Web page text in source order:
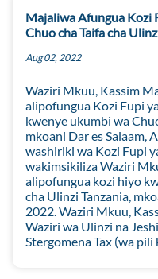
Majaliwa Afungua Kozi
Chuo cha Taifa cha
Aug 02, 2022
Waziri Mkuu, Kassim
alipofungua Kozi Fupi
kwenye ukumbi wa
mkoani Dar es Salaam,
washiriki wa Kozi Fupi
wakimsikiliza Waziri
alipofungua kozi hiyo
cha Ulinzi Tanzania,
2022. Waziri Mkuu,
Waziri wa Ulinzi na
Stergomena Tax (wa pili